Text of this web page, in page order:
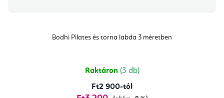
Bodhi Pilates és torna labda 3 méretben
Raktáron (3 db)
Ft2 900-tól